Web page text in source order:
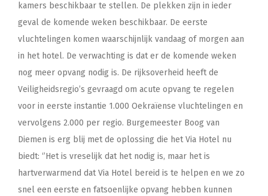
kamers beschikbaar te stellen. De plekken zijn in ieder
geval de komende weken beschikbaar. De eerste
vluchtelingen komen waarschijnlijk vandaag of morgen aan
in het hotel. De verwachting is dat er de komende weken
nog meer opvang nodig is. De rijksoverheid heeft de
Veiligheidsregio’s gevraagd om acute opvang te regelen
voor in eerste instantie 1.000 Oekraïense vluchtelingen en
vervolgens 2.000 per regio. Burgemeester Boog van
Diemen is erg blij met de oplossing die het Via Hotel nu
biedt: ‘’Het is vreselijk dat het nodig is, maar het is
hartverwarmend dat Via Hotel bereid is te helpen en we zo
snel een eerste en fatsoenlijke opvang hebben kunnen